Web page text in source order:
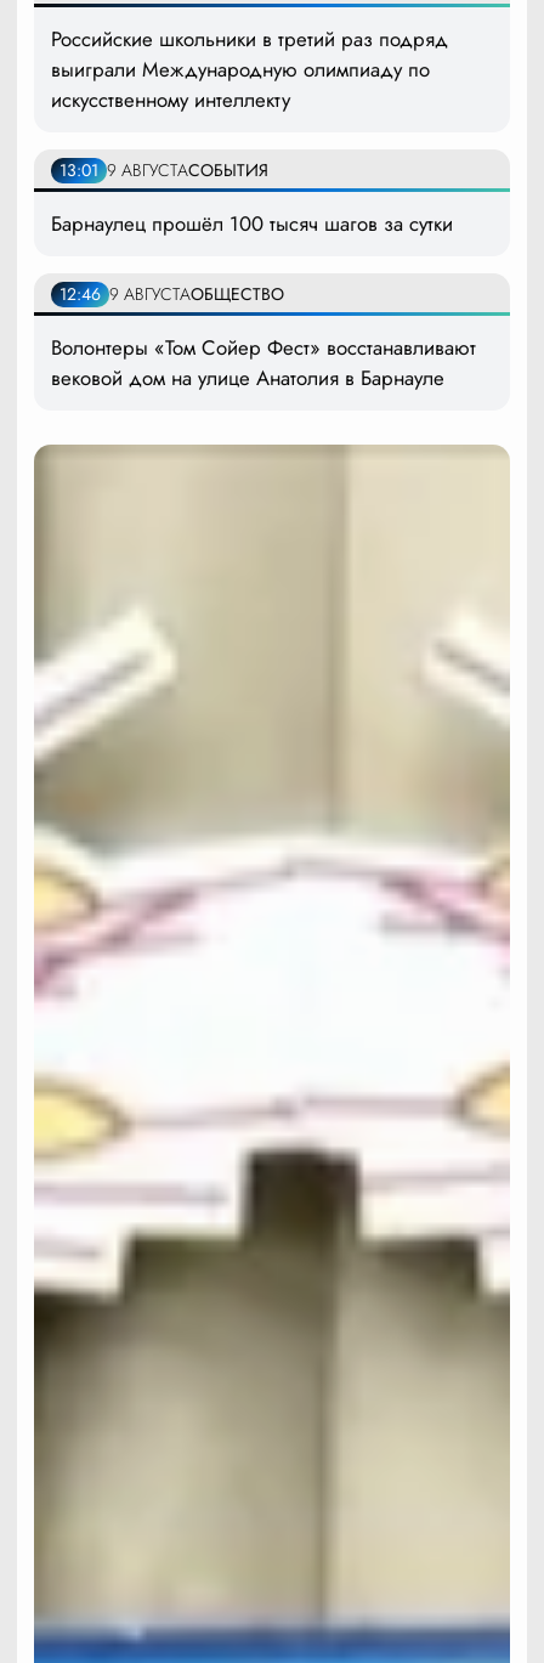
Российские школьники в третий раз подряд
выиграли Международную олимпиаду по
искусственному интеллекту
13:01 9 АВГУСТАСОБЫТИЯ
Барнаулец прошёл 100 тысяч шагов за сутки
12:46 9 АВГУСТАОБЩЕСТВО
Волонтеры «Том Сойер Фест» восстанавливают
вековой дом на улице Анатолия в Барнауле